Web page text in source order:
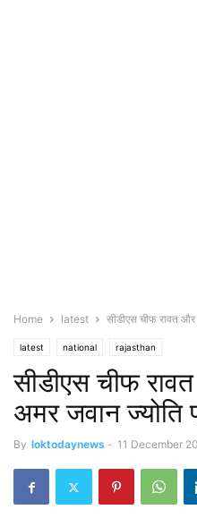
Home latest सीडीएस चीफ रावत और
latest national rajasthan
सीडीएस चीफ
अमर जवान ज्योति
By loktodaynews - 11 December